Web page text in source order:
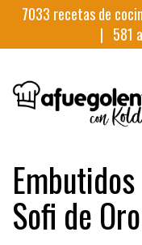
7033 recetas de
| 581
Sofi de